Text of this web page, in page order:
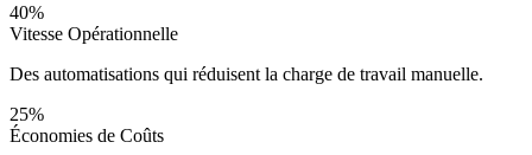
40%
Vitesse Opérationnelle
Des automatisations qui réduisent la charge de travail manuelle.
25%
Économies de Coûts